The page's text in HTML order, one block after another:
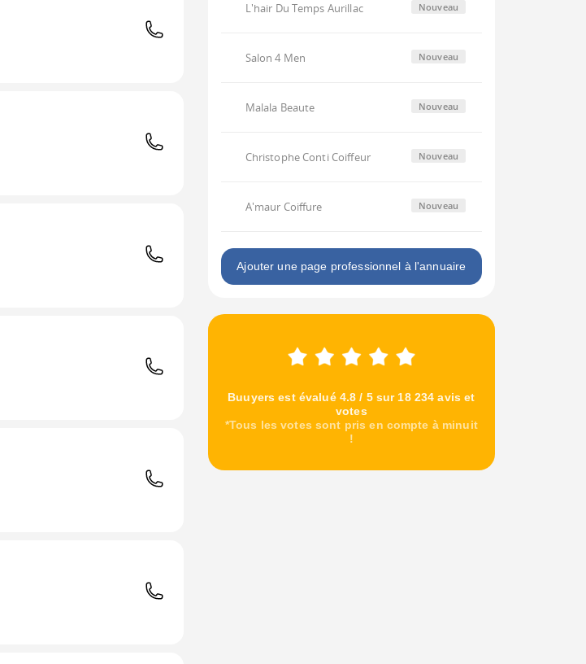
L'hair Du Temps Aurillac Nouveau
Salon 4 Men Nouveau
Malala Beaute Nouveau
Christophe Conti Coiffeur Nouveau
A'maur Coiffure Nouveau
Ajouter une page professionnel à l'annuaire
Buuyers est évalué 4.8 / 5 sur 18 234 avis et
votes
*Tous les votes sont pris en compte à minuit
!